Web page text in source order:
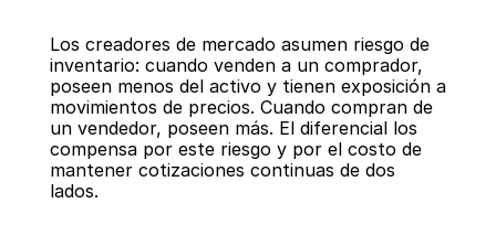
Los creadores de mercado asumen riesgo de
inventario: cuando venden a un comprador,
poseen menos del activo y tienen exposición a
movimientos de precios. Cuando compran de
un vendedor, poseen más. El diferencial los
compensa por este riesgo y por el costo de
mantener cotizaciones continuas de dos
lados.